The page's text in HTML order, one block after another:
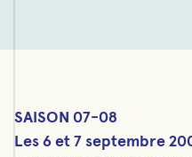
SAISON 07-08
Les 6 et 7 septembre